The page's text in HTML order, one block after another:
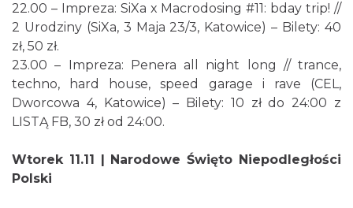
LORD OF THE DANCE - 30th Anniversary
Tour
2026-12-11
0.71 km
22.00 – Impreza: SiXa x Macrodosing #11: bday trip! //
2 Urodziny (SiXa, 3 Maja 23/3, Katowice) – Bilety: 40
zł, 50 zł.
23.00 – Impreza: Penera all night long // trance,
techno, hard house, speed garage i rave (CEL,
Dworcowa 4, Katowice) – Bilety: 10 zł do 24:00 z
LISTĄ FB, 30 zł od 24:00.
Wtorek 11.11 | Narodowe Święto Niepodległości
Polski